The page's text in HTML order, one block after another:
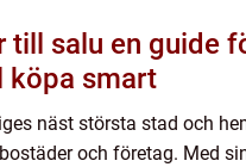
en guide för
köpa smart
näst största stad och
och företag. Med